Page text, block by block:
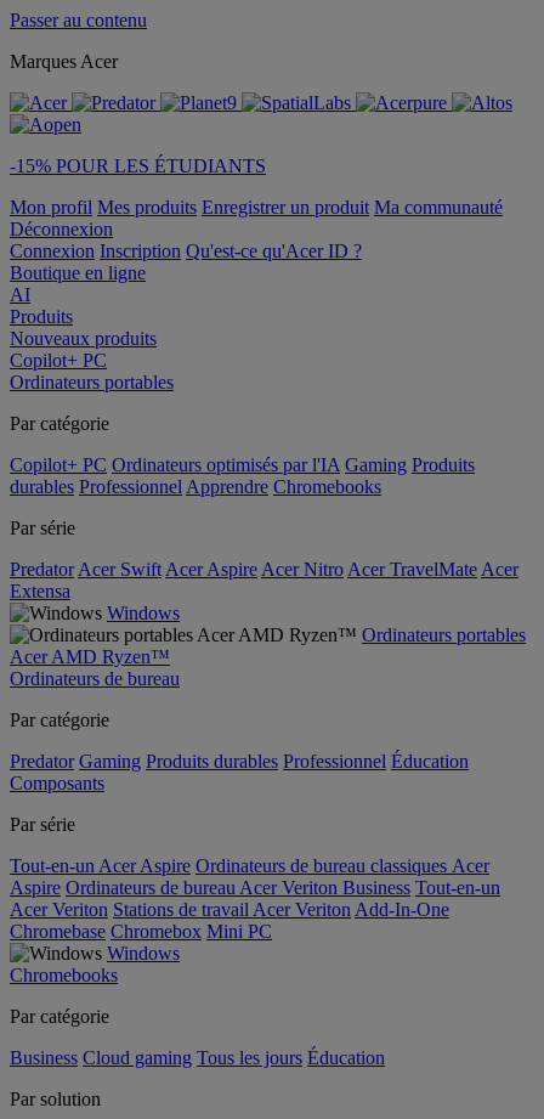
Passer au contenu
Marques Acer
-15% POUR LES ÉTUDIANTS
Mon profil Mes produits Enregistrer un produit Ma communauté
Déconnexion
Connexion Inscription Qu'est-ce qu'Acer ID ?
Boutique en ligne
AI
Produits
Nouveaux produits
Copilot+ PC
Ordinateurs portables
Par catégorie
Copilot+ PC Ordinateurs optimisés par l'IA Gaming Produits
durables Professionnel Apprendre Chromebooks
Par série
Predator Acer Swift Acer Aspire Acer Nitro Acer TravelMate Acer
Extensa
Windows
Ordinateurs portables
Acer AMD Ryzen™
Ordinateurs de bureau
Par catégorie
Predator Gaming Produits durables Professionnel Éducation
Composants
Par série
Tout-en-un Acer Aspire Ordinateurs de bureau classiques Acer
Aspire Ordinateurs de bureau Acer Veriton Business Tout-en-un
Acer Veriton Stations de travail Acer Veriton Add-In-One
Chromebase Chromebox Mini PC
Windows
Chromebooks
Par catégorie
Business Cloud gaming Tous les jours Éducation
Par solution